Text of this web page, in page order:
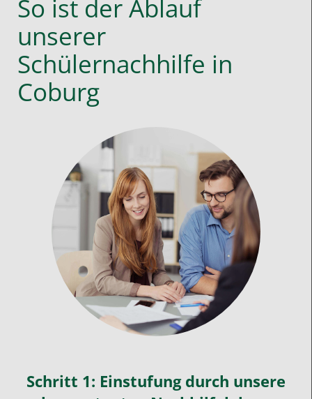
So ist der Ablauf
unserer
Schülernachhilfe in
Coburg
Schritt 1: Einstufung durch unsere